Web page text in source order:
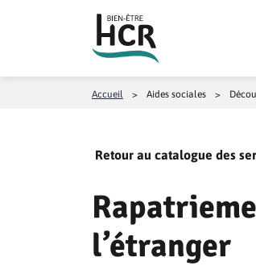
Accueil > Aides sociales >
Retour au catalogue des
l’étranger